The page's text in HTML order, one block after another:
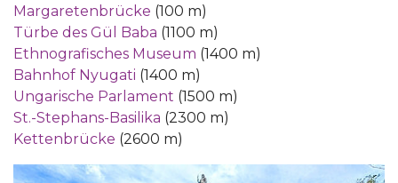
Margaretenbrücke (100 m)
Türbe des Gül Baba (1100 m)
Ethnografisches Museum (1400 m)
Bahnhof Nyugati (1400 m)
Ungarische Parlament (1500 m)
St.-Stephans-Basilika (2300 m)
Kettenbrücke (2600 m)